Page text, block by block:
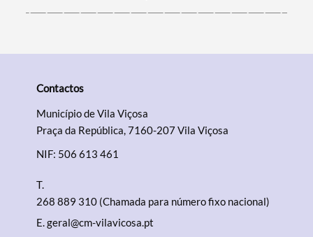
Contactos
Município de Vila Viçosa
Praça da República, 7160-207 Vila Viçosa
NIF: 506 613 461
T.
268 889 310 (Chamada para número fixo nacional)
E.geral@cm-vilavicosa.pt